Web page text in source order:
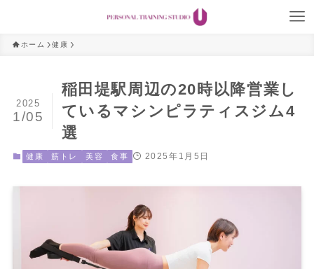
ホーム 健康
稲田堤駅周辺の20時以降営業し
ているマシンピラティスジム4
選
2025
1/05
健康 筋トレ 美容 食事 2025年1月5日